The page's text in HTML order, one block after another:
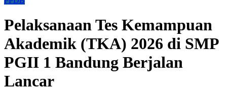
Pelaksanaan Tes Kemampuan
Akademik (TKA) 2026 di SMP
PGII 1 Bandung Berjalan
Lancar